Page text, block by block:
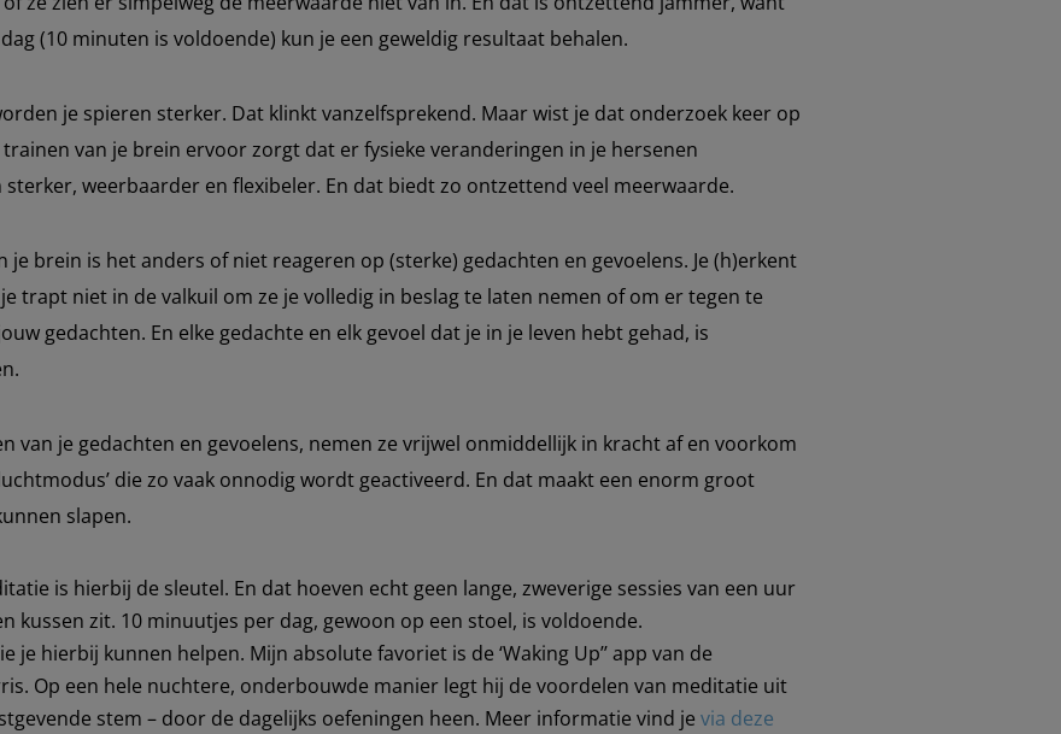
(10 minuten is voldoende) kun je een geweldig resultaat behalen.
je spieren sterker. Dat klinkt vanzelfsprekend. Maar wist je dat onderzoek keer op
van je brein ervoor zorgt dat er fysieke veranderingen in je hersenen
sterker, weerbaarder en flexibeler. En dat biedt zo ontzettend veel meerwaarde.
je brein is het anders of niet reageren op (sterke) gedachten en gevoelens. Je (h)erkent
trapt niet in de valkuil om ze je volledig in beslag te laten nemen of om er tegen te
gedachten. En elke gedachte en elk gevoel dat je in je leven hebt gehad, is
van je gedachten en gevoelens, nemen ze vrijwel onmiddellijk in kracht af en voorkom
die zo vaak onnodig wordt geactiveerd. En dat maakt een enorm groot
slapen.
is hierbij de sleutel. En dat hoeven echt geen lange, zweverige sessies van een uur
kussen zit. 10 minuutjes per dag, gewoon op een stoel, is voldoende.
je hierbij kunnen helpen. Mijn absolute favoriet is de ‘Waking Up’’ app van de
Op een hele nuchtere, onderbouwde manier legt hij de voordelen van meditatie uit
stem – door de dagelijks oefeningen heen. Meer informatie vind jevia deze